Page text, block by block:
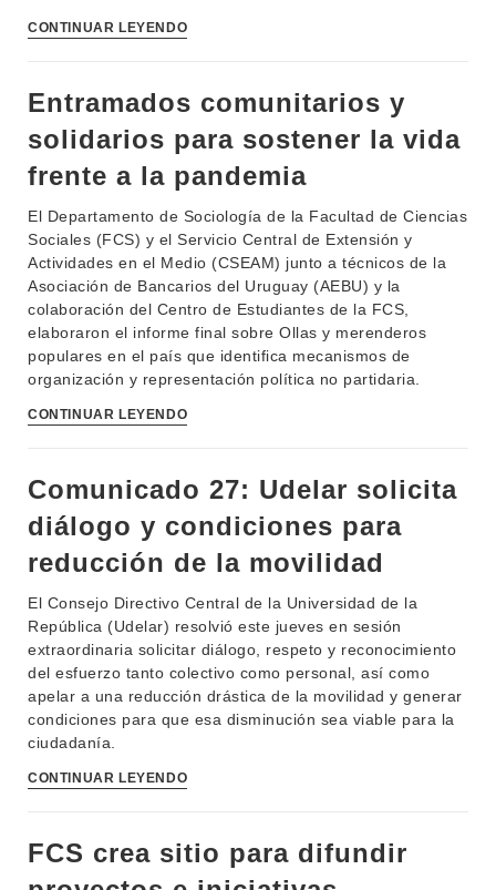
CONTINUAR LEYENDO
Entramados comunitarios y
solidarios para sostener la vida
frente a la pandemia
El Departamento de Sociología de la Facultad de Ciencias
Sociales (FCS) y el Servicio Central de Extensión y
Actividades en el Medio (CSEAM) junto a técnicos de la
Asociación de Bancarios del Uruguay (AEBU) y la
colaboración del Centro de Estudiantes de la FCS,
elaboraron el informe final sobre Ollas y merenderos
populares en el país que identifica mecanismos de
organización y representación política no partidaria.
CONTINUAR LEYENDO
Comunicado 27: Udelar solicita
diálogo y condiciones para
reducción de la movilidad
El Consejo Directivo Central de la Universidad de la
República (Udelar) resolvió este jueves en sesión
extraordinaria solicitar diálogo, respeto y reconocimiento
del esfuerzo tanto colectivo como personal, así como
apelar a una reducción drástica de la movilidad y generar
condiciones para que esa disminución sea viable para la
ciudadanía.
CONTINUAR LEYENDO
FCS crea sitio para difundir